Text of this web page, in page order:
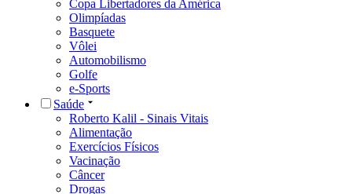
Copa Libertadores da América
Olimpíadas
Basquete
Vôlei
Automobilismo
Golfe
e-Sports
Saúde
Roberto Kalil - Sinais Vitais
Alimentação
Exercícios Físicos
Vacinação
Câncer
Drogas